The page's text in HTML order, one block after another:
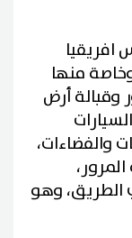
افريقيا
منها
وقبالة أرض
والفضاءات،
وهو